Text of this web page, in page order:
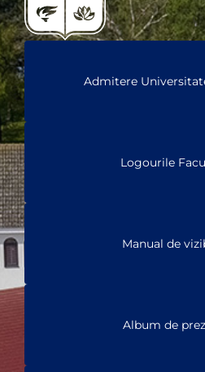
Admitere
Logourile
Manual de
Album de